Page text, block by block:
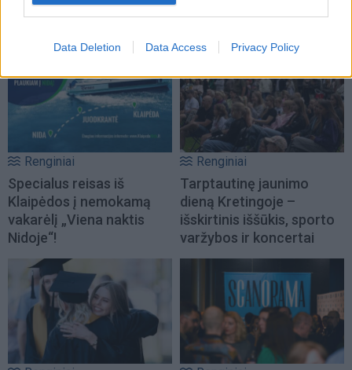
Data Deletion Data Access Privacy Policy
čempionatas Šilutės
Renginiai
Specialus reisas iš
Klaipėdos į nemokamą
vakarėlį „Viena naktis
Nidoje“!
Renginiai
Tarptautinę jaunimo
dieną Kretingoje –
išskirtinis iššūkis, sporto
varžybos ir koncertai